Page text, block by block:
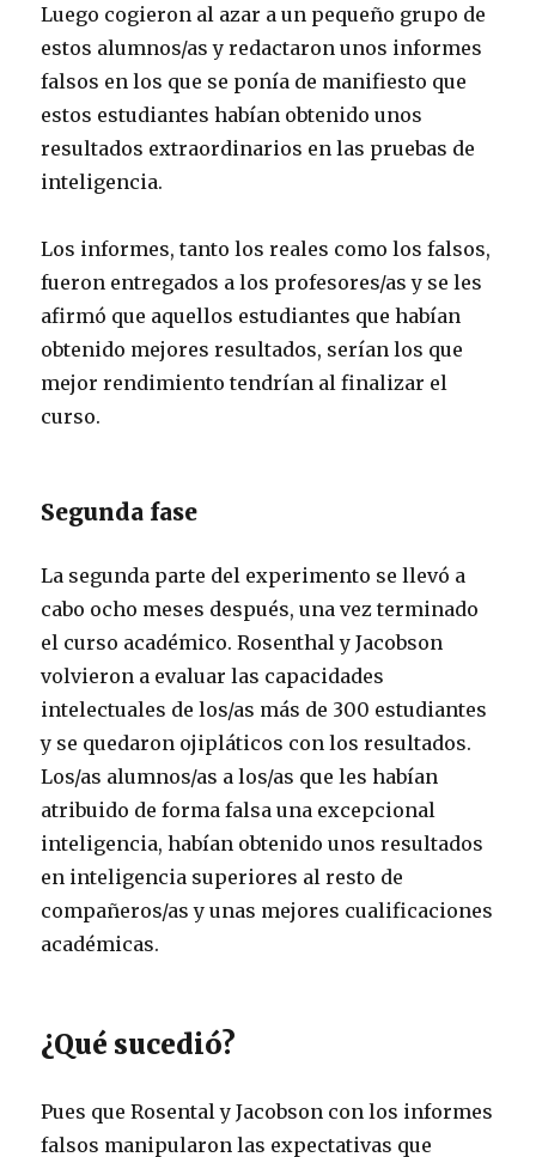
Luego cogieron al azar a un pequeño grupo de
estos alumnos/as y redactaron unos informes
falsos en los que se ponía de manifiesto que
estos estudiantes habían obtenido unos
resultados extraordinarios en las pruebas de
inteligencia.
Los informes, tanto los reales como los falsos,
fueron entregados a los profesores/as y se les
afirmó que aquellos estudiantes que habían
obtenido mejores resultados, serían los que
mejor rendimiento tendrían al finalizar el
curso.
Segunda fase
La segunda parte del experimento se llevó a
cabo ocho meses después, una vez terminado
el curso académico. Rosenthal y Jacobson
volvieron a evaluar las capacidades
intelectuales de los/as más de 300 estudiantes
y se quedaron ojipláticos con los resultados.
Los/as alumnos/as a los/as que les habían
atribuido de forma falsa una excepcional
inteligencia, habían obtenido unos resultados
en inteligencia superiores al resto de
compañeros/as y unas mejores cualificaciones
académicas.
¿Qué sucedió?
Pues que Rosental y Jacobson con los informes
falsos manipularon las expectativas que